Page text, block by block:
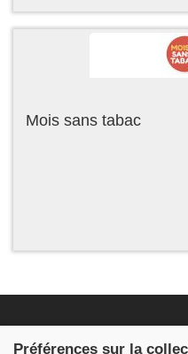
Mois sans tabac
Préférences sur la